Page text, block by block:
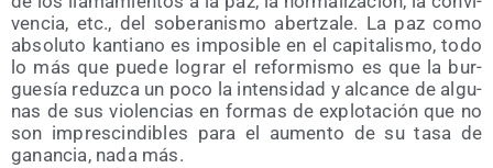
ven­cia, etc., del sobe­ra­nis­mo aber­tza­le. La paz como
abso­lu­to kan­tiano es impo­si­ble en el capi­ta­lis­mo, todo
lo más que pue­de lograr el refor­mis­mo es que la bur­
gue­sía reduz­ca un poco la inten­si­dad y alcan­ce de algu­
nas de sus vio­len­cias en for­mas de explo­ta­ción que no
son impres­cin­di­bles para el aumen­to de su tasa de
ganan­cia, nada más.